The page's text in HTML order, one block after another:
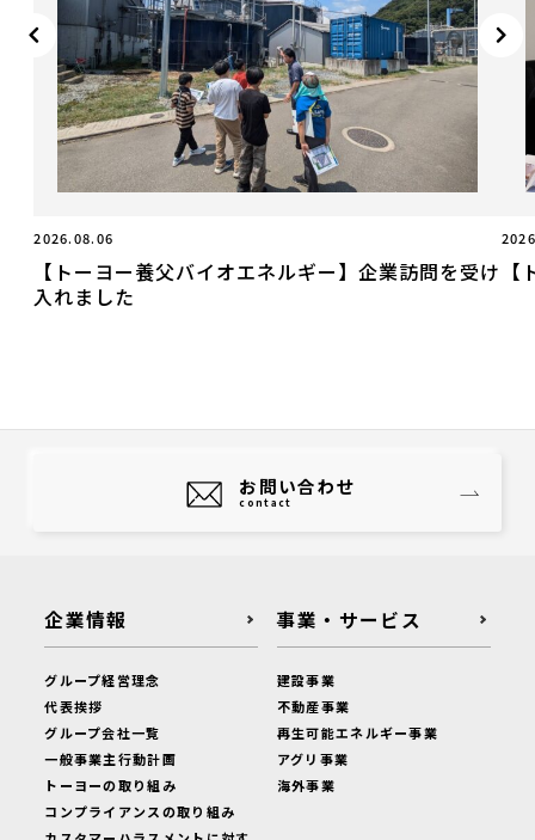
2026.08.06
【トーヨー養父バイオエネルギー】企業訪問を受け
入れました
お問い合わせ
contact
企業情報
グループ経営理念
代表挨拶
グループ会社一覧
一般事業主行動計画
トーヨーの取り組み
コンプライアンスの取り組み
事業・サービス
建設事業
不動産事業
再生可能エネルギー事業
アグリ事業
海外事業